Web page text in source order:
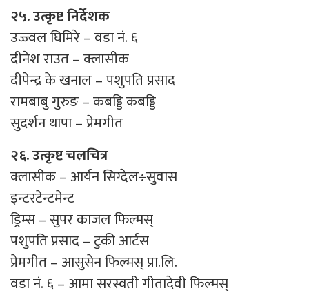
२५. उत्कृष्ट निर्देशक
उज्ज्वल घिमिरे – वडा नं. ६
दीनेश राउत – क्लासीक
दीपेन्द्र के खनाल – पशुपति प्रसाद
रामबाबु गुरुङ – कबड्डि कबड्डि
सुदर्शन थापा – प्रेमगीत
२६. उत्कृष्ट चलचित्र
क्लासीक – आर्यन सिग्देल÷सुवास
इन्टरटेन्टमेन्ट
ड्रिम्स – सुपर काजल फिल्मस्
पशुपति प्रसाद – टुकी आर्टस
प्रेमगीत – आसुसेन फिल्मस् प्रा.लि.
वडा नं. ६ – आमा सरस्वती गीतादेवी फिल्मस्